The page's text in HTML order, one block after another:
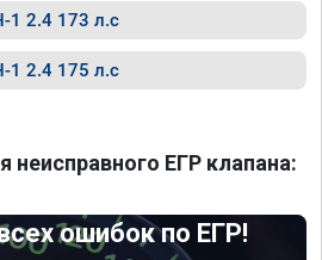
1 2.4 173 л.с
1 2.4 175 л.с
ЕГР клапана:
ошибок по ЕГР!